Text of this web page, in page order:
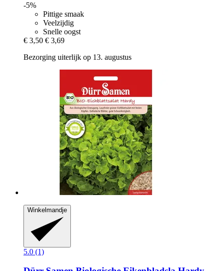
-5%
Pittige smaak
Veelzijdig
Snelle oogst
€ 3,50 € 3,69
Bezorging uiterlijk op 13. augustus
Winkelmandje
5.0 (1)